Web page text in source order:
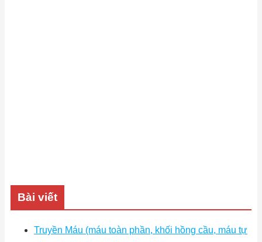
Bài viết
Truyền Máu (máu toàn phần, khối hồng cầu, máu tự